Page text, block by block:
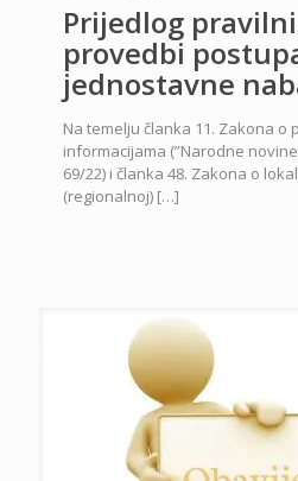
Prijedlog
provedbi
jednostavne
Na temelju članka 11. Zakona o
informacijama (”Narodne
69/22) i članka 48. Zakona o
(regionalnoj) […]